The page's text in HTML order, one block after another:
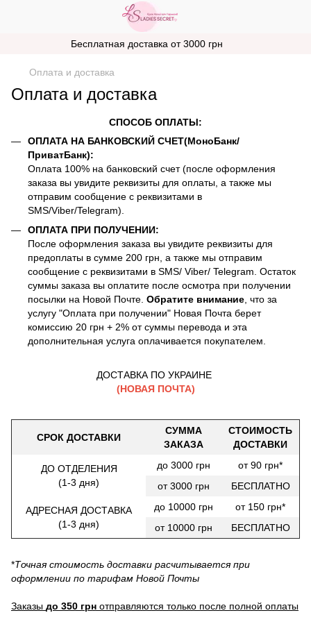
Бесплатная доставка от 3000 грн
Оплата и доставка
Оплата и доставка
СПОСОБ ОПЛАТЫ:
ОПЛАТА НА БАНКОВСКИЙ СЧЕТ(МоноБанк/
ПриватБанк):
Оплата 100% на банковский счет (после оформления
заказа вы увидите реквизиты для оплаты, а также мы
отправим сообщение с реквизитами в
SMS/Viber/Telegram).
ОПЛАТА ПРИ ПОЛУЧЕНИИ:
После оформления заказа вы увидите реквизиты для
предоплаты в сумме 200 грн, а также мы отправим
сообщение с реквизитами в SMS/ Viber/ Telegram. Остаток
суммы заказа вы оплатите после осмотра при получении
посылки на Новой Почте. Обратите внимание, что за
услугу "Оплата при получении" Новая Почта берет
комиссию 20 грн + 2% от суммы перевода и эта
дополнительная услуга оплачивается покупателем.
ДОСТАВКА ПО УКРАИНЕ
(НОВАЯ ПОЧТА)
СРОК ДОСТАВКИ
СУММА
ЗАКАЗА
СТОИМОСТЬ
ДОСТАВКИ
ДО ОТДЕЛЕНИЯ
(1-3 дня)
до 3000 грн
от 90 грн*
от 3000 грн
БЕСПЛАТНО
АДРЕСНАЯ ДОСТАВКА
(1-3 дня)
до 10000 грн
от 150 грн*
от 10000 грн
БЕСПЛАТНО
*Точная стоимость доставки расчитывается при
оформлении по тарифам Новой Почты
Заказы до 350 грн отправляются только после полной оплаты